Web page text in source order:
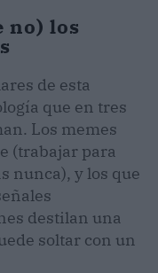
no) los
de esta
que en tres
Los memes
(trabajar para
nunca), y los que
destilan una
soltar con un